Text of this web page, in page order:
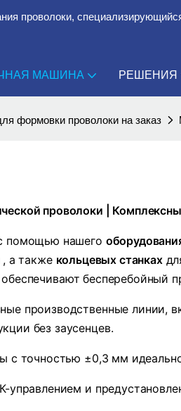
проволоки,
МАШИНА РЕШЕНИЯ
формовки проволоки на заказ
проволоки |
помощью нашего
, а также кольцевых станках
обеспечивают бесперебойный
производственные линии,
без заусенцев.
с точностью ±0,3 мм
и